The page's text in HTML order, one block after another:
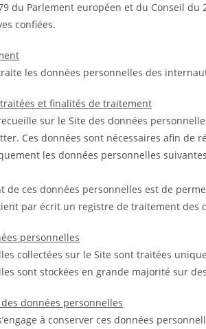
du Parlement européen et du Conseil
confiées.
traite les données personnelles des
et finalités de traitement
recueille sur le Site des données
Ces données sont nécessaires afin
les données personnelles
ces données personnelles est de
tient par écrit un registre de traitement
personnelles
collectées sur le Site sont traitées
sont stockées en grande majorité sur
données personnelles
s’engage à conserver ces données